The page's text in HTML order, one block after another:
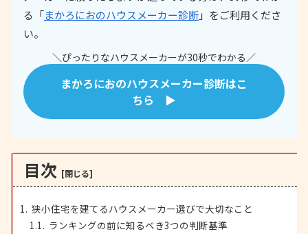
る「まかろにおのハウスメーカー診断」をご利用くださ
い。
＼ぴったりなハウスメーカーが30秒でわかる／
まかろにおのハウスメーカー診断はこ
ちら ▶
目次
狭小住宅を建てるハウスメーカー選びで大切なこと
ランキングの前に知るべき3つの判断基準